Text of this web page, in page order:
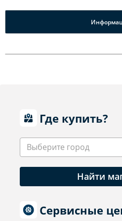
Где купить?
Выберите город
Найти
Сервисные